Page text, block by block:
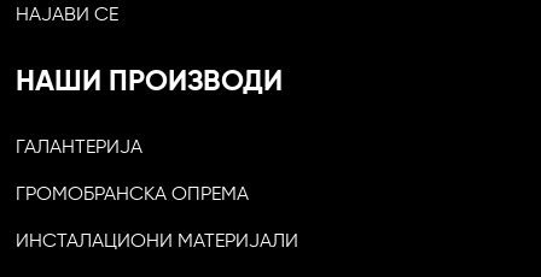
НАЈАВИ СЕ
НАШИ ПРОИЗВОДИ
ГАЛАНТЕРИЈА
ГРОМОБРАНСКА ОПРЕМА
ИНСТАЛАЦИОНИ МАТЕРИЈАЛИ